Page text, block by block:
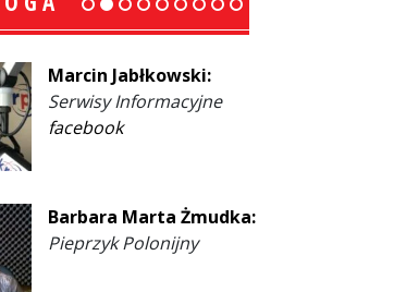
Marcin Jabłkowski:
Serwisy Informacyjne
facebook
Barbara Marta Żmudka:
Pieprzyk Polonijny